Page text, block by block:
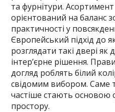
та фурнітури.
орієнтований на баланс
практичності у
Європейський підхід до
розглядати такі двері як
інтер’єрне рішення.
догляд роблять білий
свідомим вибором. Саме
частіше стають основою
простору.